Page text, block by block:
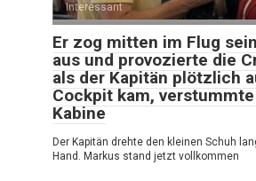
Interessant
Er zog mitten im Flug
aus und provozierte die
als der Kapitän plötzlich
Cockpit kam,
Kabine
Der Kapitän drehte den kleinen Schuh
Hand. Markus stand jetzt vollkommen